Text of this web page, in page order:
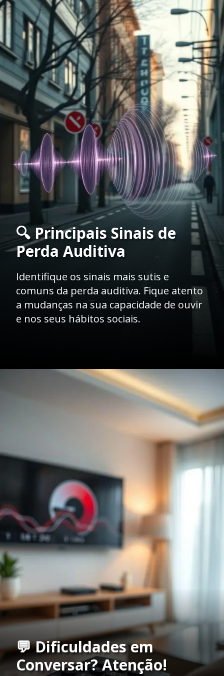
🔍 Principais Sinais de
Perda Auditiva
Identifique os sinais mais sutis e
comuns da perda auditiva. Fique atento
a mudanças na sua capacidade de ouvir
e nos seus hábitos sociais.
💬 Dificuldades em
Conversar? Atenção!